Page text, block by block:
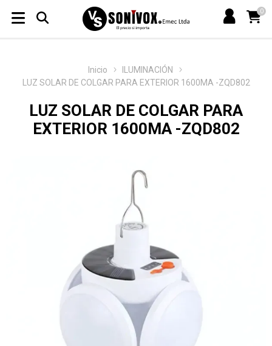
0
Inicio
ILUMINACIÓN
LUZ SOLAR DE COLGAR PARA EXTERIOR 1600MA -ZQD802
LUZ SOLAR DE COLGAR PARA
EXTERIOR 1600MA -ZQD802